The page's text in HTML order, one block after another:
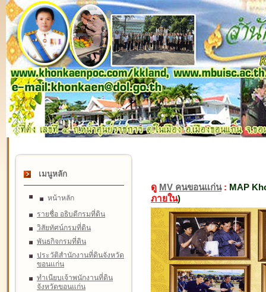
เมนูหลัก
หน้าหลัก
รายชื่อ อธิบดีกรมที่ดิน
วิสัยทัศน์กรมที่ดิน
พันธกิจกรมที่ดิน
ประวัติสำนักงานที่ดินจังหวัด
ขอนแก่น
ทำเนียบเจ้าพนักงานที่ดิน
จังหวัดขอนแก่น
ดู MV คนขอนแก่น: MAP
ภายใน)